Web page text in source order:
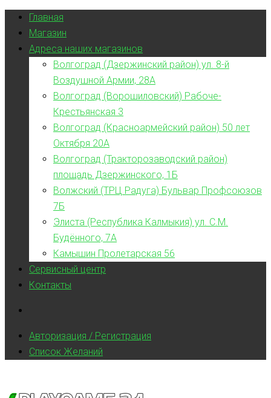
Главная
Магазин
Адреса наших магазинов
Волгоград (Дзержинский район) ул. 8-й
Воздушной Армии, 28А
Волгоград (Ворошиловский) Рабоче-
Крестьянская 3
Волгоград (Красноармейский район) 50 лет
Октября 20А
Волгоград (Тракторозаводский район)
площадь Дзержинского, 1Б
Волжский (ТРЦ Радуга) Бульвар Профсоюзов
7Б
Элиста (Республика Калмыкия) ул. С.М.
Будённого, 7А
Камышин Пролетарская 56
Сервисный центр
Контакты
Авторизация / Регистрация
Список Желаний